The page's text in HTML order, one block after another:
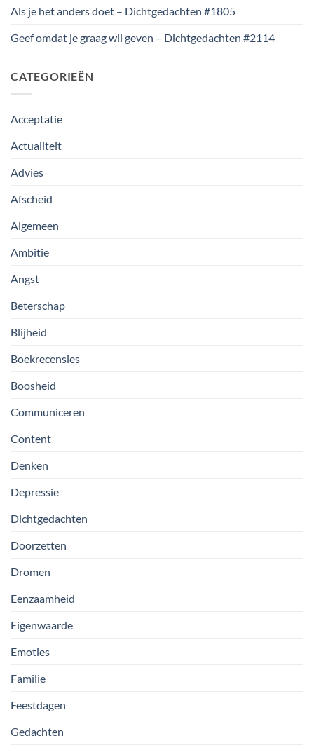
Als je het anders doet – Dichtgedachten #1805
Geef omdat je graag wil geven – Dichtgedachten #2114
CATEGORIEËN
Acceptatie
Actualiteit
Advies
Afscheid
Algemeen
Ambitie
Angst
Beterschap
Blijheid
Boekrecensies
Boosheid
Communiceren
Content
Denken
Depressie
Dichtgedachten
Doorzetten
Dromen
Eenzaamheid
Eigenwaarde
Emoties
Familie
Feestdagen
Gedachten